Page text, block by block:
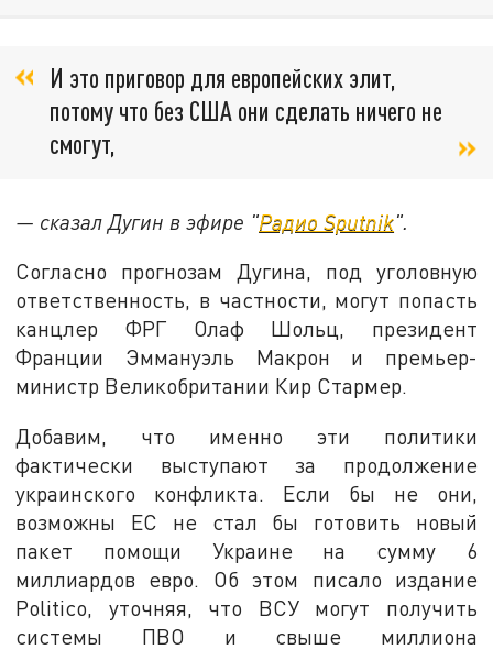
И это приговор для европейских элит,
потому что без США они сделать ничего не
смогут,
— сказал Дугин в эфире "Радио Sputnik".
Согласно прогнозам Дугина, под уголовную
ответственность, в частности, могут попасть
канцлер ФРГ Олаф Шольц, президент
Франции Эммануэль Макрон и премьер-
министр Великобритании Кир Стармер.
Добавим, что именно эти политики
фактически выступают за продолжение
украинского конфликта. Если бы не они,
возможны ЕС не стал бы готовить новый
пакет помощи Украине на сумму 6
миллиардов евро. Об этом писало издание
Politico, уточняя, что ВСУ могут получить
системы ПВО и свыше миллиона